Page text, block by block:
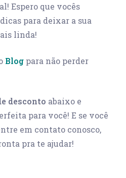
Espero que vocês
para deixar a sua
linda!
Blog para não perder
desconto abaixo e
para você! E se você
em contato conosco,
pra te ajudar!